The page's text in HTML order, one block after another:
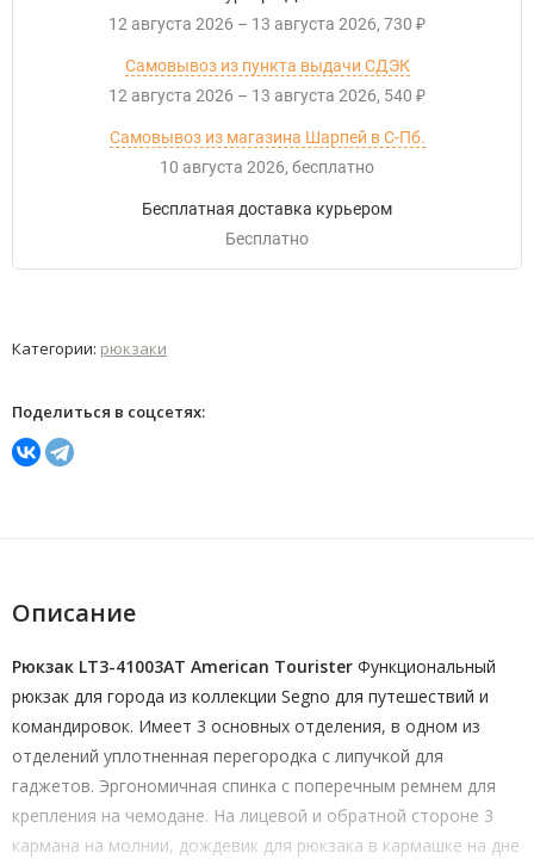
12 августа 2026 – 13 августа 2026 730 ₽
Самовывоз из пункта выдачи СДЭК
12 августа 2026 – 13 августа 2026 540 ₽
Самовывоз из магазина Шарпей в С-Пб.
10 августа 2026
Бесплатно
Бесплатная доставка курьером
Бесплатно
Категории: рюкзаки
Поделиться в соцсетях:
Описание
Рюкзак LT3-41003AT American Tourister Функциональный
рюкзак для города из коллекции Segno для путешествий и
командировок. Имеет 3 основных отделения, в одном из
отделений уплотненная перегородка с липучкой для
гаджетов. Эргономичная спинка с поперечным ремнем для
крепления на чемодане. На лицевой и обратной стороне 3
кармана на молнии, дождевик для рюкзака в кармашке на дне